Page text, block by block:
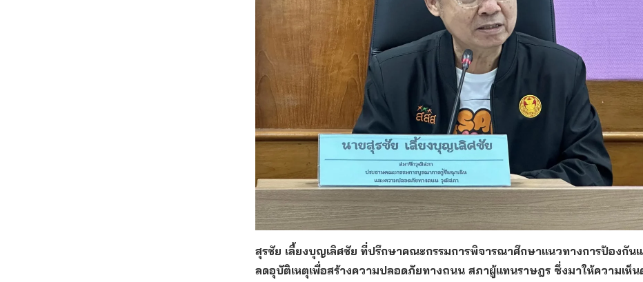
สุรชัย เลี้ยงบุญเลิศชัย ที่ปรึกษาคณะกรรมการพิจารณาศึกษาแนวทางการป้องกัน
ลดอุบัติเหตุเพื่อสร้างความปลอดภัยทางถนน สภาผู้แทนราษฎร ซึ่งมาให้ความเห็น